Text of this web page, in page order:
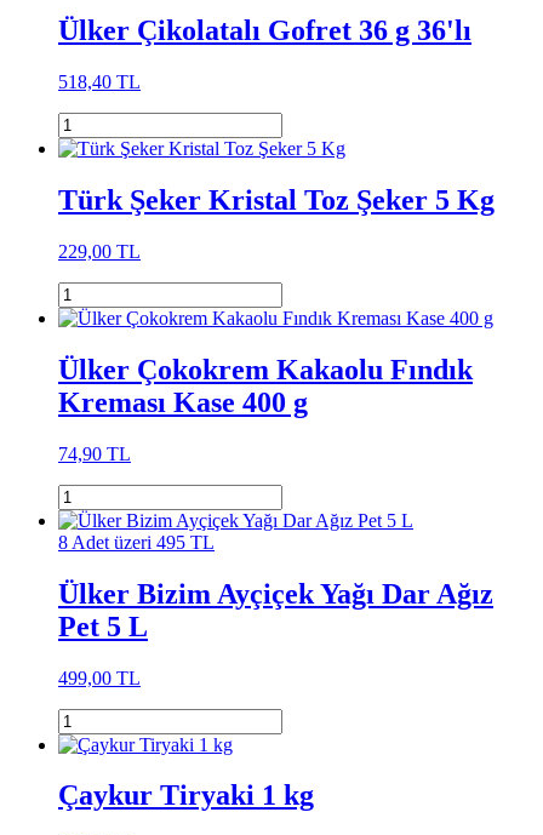
Ülker Çikolatalı Gofret 36 g 36'lı
518,40 TL
Türk Şeker Kristal Toz Şeker 5 Kg
229,00 TL
Ülker Çokokrem Kakaolu Fındık
Kreması Kase 400 g
74,90 TL
8 Adet üzeri 495 TL
Ülker Bizim Ayçiçek Yağı Dar Ağız
Pet 5 L
499,00 TL
Çaykur Tiryaki 1 kg